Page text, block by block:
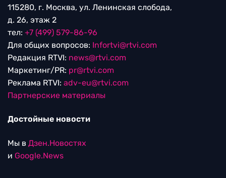
115280, г. Москва, ул. Ленинская слобода,
д. 26, этаж 2
тел: +7 (499) 579-86-96
Для общих вопросов: Infortvi@rtvi.com
Редакция RTVI: news@rtvi.com
Маркетинг/PR: pr@rtvi.com
Реклама RTVI: adv-eu@rtvi.com
Партнерские материалы
Достойные новости
Мы в Дзен.Новостях
и Google.News